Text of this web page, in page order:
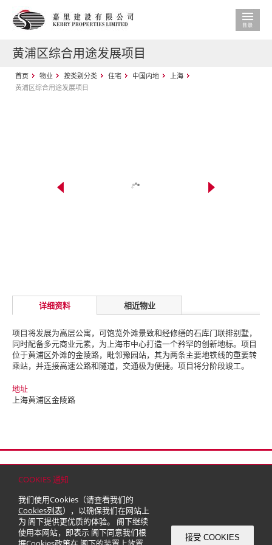
COOKIES 通知
我们使用Cookies（请查看我们的
Cookies列表），以确保我们在网站上
为 阁下提供更优质的体验。 阁下继续
使用本网站，即表示 阁下同意我们根
接受 COOKIES
黄浦区综合用途发展项目
首页 物业 按类别分类 住宅 中国内地
上海
黄浦区综合用途发展项目
详细资料 相近物业
项目将发展为高层公寓，可饱览外滩景致和经修缮的石库门联排别墅，
同时配备多元商业元素，为上海市中心打造一个矜罕的创新地标。 项目
位于黄浦区外滩的金陵路，毗邻豫园站，其为两条主要地铁线的重要转
乘站，并连接高速公路和隧道，交通极为便捷。项目将分阶段竣工。
地址
上海黄浦区金陵路
© 2026 嘉里建设有限公司 (于百慕达注册成立之有限公司)